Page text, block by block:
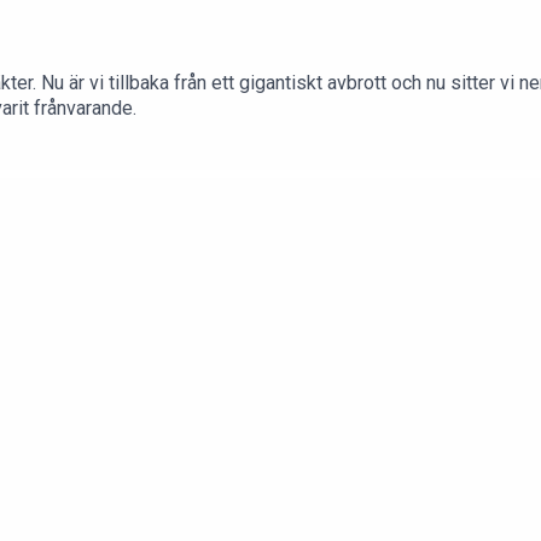
Nu är vi tillbaka från ett gigantiskt avbrott och nu sitter vi
frånvarande.